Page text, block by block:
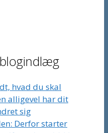
hvad du skal
alligevel har dit
sig
Derfor starter